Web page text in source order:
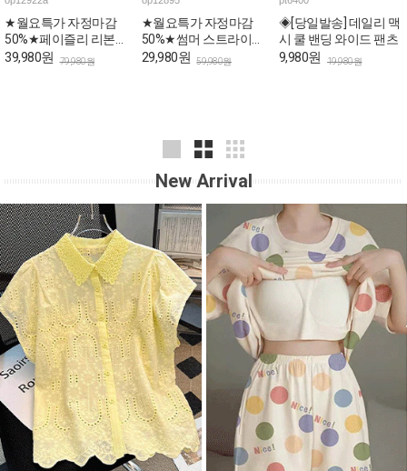
★월요특가 자정마감
50%★페이즐리 리본
스트랩 브이넥 미니 원
39,980원 79,980원
★월요특가 자정마감
50%★썸머 스트라이프
민소매 원피스
29,980원 59,980원
◈[당일발송] 데일리 맥
시 쿨 밴딩 와이드 팬츠
9,980원 19,980원
New Arrival